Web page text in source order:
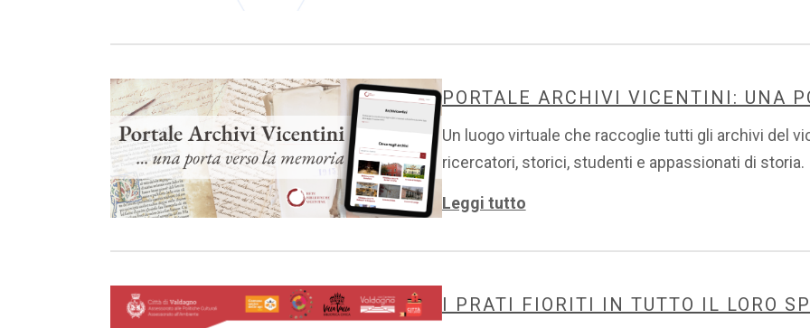
PORTALE ARCHIVI VICENTINI: UNA
Un luogo virtuale che raccoglie tutti gli archivi del
ricercatori, storici, studenti e appassionati di storia.
Leggi tutto
I PRATI FIORITI IN TUTTO IL LORO